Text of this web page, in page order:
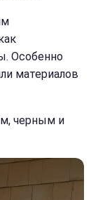
Особенно
материалов
черным и